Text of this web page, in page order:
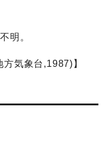
明。
方気象台,1987)】